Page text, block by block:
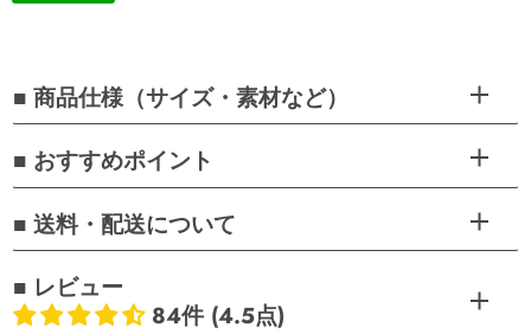
■ 商品仕様（サイズ・素材など）
■ おすすめポイント
■ 送料・配送について
■ レビュー
84件 (4.5点)